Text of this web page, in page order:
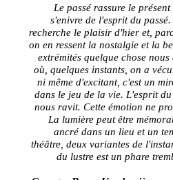
Le passé rassure le
s'enivre de l'esprit du
recherche le plaisir d'hier et,
on en ressent la nostalgie et la
extrémités quelque chose
où, quelques instants, on a
ni même d'excitant, c'est un
dans le jeu de la vie. L'esprit
nous ravit. Cette émotion ne
La lumière peut être
ancré dans un lieu et un
théâtre, deux variantes de
du lustre est un phare